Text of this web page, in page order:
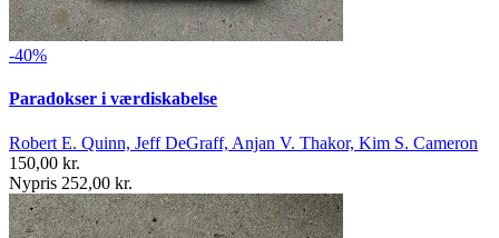
-40%
Paradokser i værdiskabelse
Robert E. Quinn, Jeff DeGraff, Anjan V. Thakor, Kim S. Cameron
150,00 kr.
Nypris 252,00 kr.